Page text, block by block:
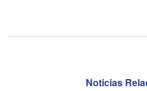
Noticias